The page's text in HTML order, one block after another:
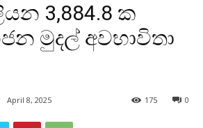
3,884.8 ක
මුදල් අවභාවිතා
April 8, 2025 0
175